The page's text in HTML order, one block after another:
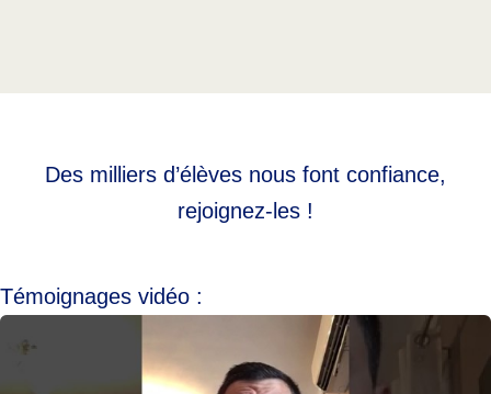
Des milliers d’élèves nous font confiance,
rejoignez-les !
Témoignages vidéo :